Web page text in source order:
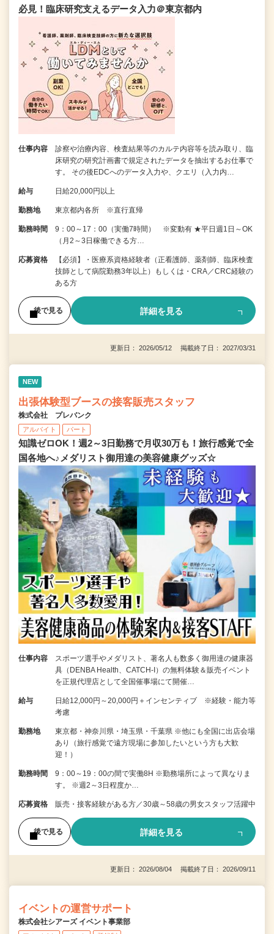
必見！臨床研究支えるデータ入力＠東京都内
仕事内容
診察や治療内容、検査結果等のカルテ内容等を読み取り、臨
床研究の研究計画書で規定されたデータを抽出するお仕事で
す。 その後EDCへのデータ入力や、クエリ（入力内…
給与 日給20,000円以上
勤務地 東京都内各所 ※直行直帰
勤務時間
9：00～17：00（実働7時間） ※変動有 ★平日週1日～OK
（月2～3日稼働できる方…
応募資格
【必須】・医療系資格経験者（正看護師、薬剤師、臨床検査
技師として病院勤務3年以上）もしくは・CRA／CRC経験の
ある方
後で見る 詳細を見る
更新日： 2026/05/12 掲載終了日： 2027/03/31
NEW
出張体験型ブースの接客販売スタッフ
株式会社 プレバンク
アルバイト パート
知識ゼロOK！週2～3日勤務で月収30万も！旅行感覚で全
国各地へ♪メダリスト御用達の美容健康グッズ☆
仕事内容
スポーツ選手やメダリスト、著名人も数多く御用達の健康器
具（DENBA Health、CATCH-I）の無料体験＆販売イベント
を正規代理店として全国催事場にて開催…
給与
日給12,000円～20,000円＋インセンティブ ※経験・能力等
考慮
勤務地
東京都・神奈川県・埼玉県・千葉県 ※他にも全国に出店会場
あり（旅行感覚で遠方現場に参加したいという方も大歓
迎！）
勤務時間
9：00～19：00の間で実働8H ※勤務場所によって異なりま
す。 ※週2～3日程度か…
応募資格 販売・接客経験がある方／30歳～58歳の男女スタッフ活躍中
後で見る 詳細を見る
更新日： 2026/08/04 掲載終了日： 2026/09/11
イベントの運営サポート
株式会社シアーズ イベント事業部